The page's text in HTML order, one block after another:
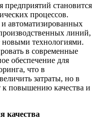
становится
процессов.
автоматизированных
линий,
новыми технологиями.
в современные
обеспечение для
что в
затраты, но в
к повышению качества и
качества